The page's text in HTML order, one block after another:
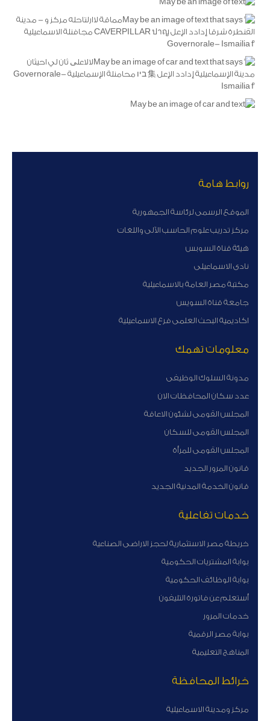
روابط هامة
الموقع الرسمى لرئاسة الجمهورية
مركز تدريب علوم الحاسب الآلى واللغات
هيئة قناة السوبس
نادى الاسماعيلى
مكتبة مصر العامة بالاسماعيلية
جامعة قناة السويس
اكاديمية البحث العلمى فرع الاسماعيلية
معلومات تهمك
مدونة السلوك الوظيفى
عدد سكان المحافظات الان
المجلس القومى لشئون الاعاقة
المجلس القومى للسكان
المجلس القومى للمرأة
قانون المرور الجديد
قانون الخدمة المدنية الجديد
خدمات تفاعلية
خريطة مصر الاستثمارية لحجز الاراضى الصناعية
بوابة المشتريات الحكومية
بوابة الوظائف الحكومية
أستعلم عن فاتورة التليفون
خدمات المرور
بوابة مصر الرقمية
المناهج التعليمية
خرائط المحافظة
مركز ومدينة الاسماعيلية